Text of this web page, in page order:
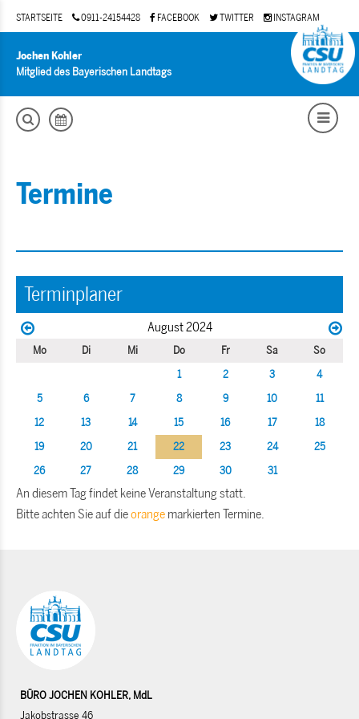
STARTSEITE 0911-24154428 FACEBOOK TWITTER INSTAGRAM
Jochen Kohler
Mitglied des Bayerischen Landtags
Termine
Terminplaner
August 2024
Mo Di Mi Do Fr Sa
So
1
2 3
4
5
6 7 8 9 10
11
12
13 14 15 16 17
18
19
20 21 22 23 24
25
26
27 28 29 30 31
An diesem Tag findet keine Veranstaltung statt.
Bitte achten Sie auf dieorange markierten Termine.
BÜRO JOCHEN KOHLER, MdL
Jakobstrasse 46